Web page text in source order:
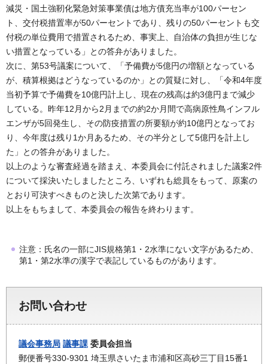
減災・国土強靭化緊急対策事業債は地方債充当率が100パーセン
ト、交付税措置率が50パーセントであり、残りの50パーセントも交
付税の単位費用で措置されるため、事実上、自治体の負担が生じな
い措置となっている」との答弁がありました。
次に、第53号議案について、「予備費が5億円の増額となっている
が、積算根拠はどうなっているのか」との質疑に対し、「令和4年度
当初予算で予備費を10億円計上し、現在の残高は約3億円まで減少
している。昨年12月から2月までの約2か月間で高病原性鳥インフル
エンザが5回発生し、その防疫措置の所要額が約10億円となってお
り、今年度は残り1か月あるため、その半分として5億円を計上し
た」との答弁がありました。
以上のような審査経過を踏まえ、本委員会に付託されました議案2件
について採決いたしましたところ、いずれも総員をもって、原案の
とおり可決すべきものと決した次第であります。
以上をもちまして、本委員会の報告を終わります。
注意：氏名の一部にJIS規格第1・2水準にない文字があるため、
第1・第2水準の漢字で表記しているものがあります。
お問い合わせ
議会事務局 議事課 委員会担当
郵便番号330-9301 埼玉県さいたま市浦和区高砂三丁目15番1